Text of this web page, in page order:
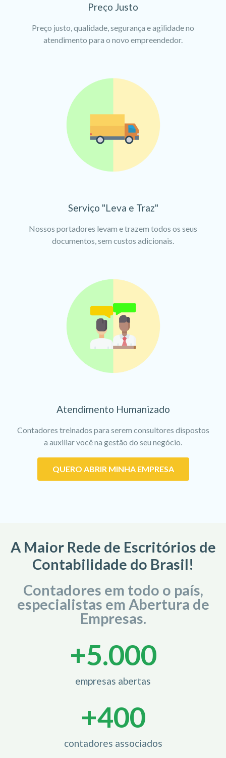
Preço Justo
Preço justo, qualidade, segurança e agilidade no
atendimento para o novo empreendedor.
Serviço "Leva e Traz"
Nossos portadores levam e trazem todos os seus
documentos, sem custos adicionais.
Atendimento Humanizado
Contadores treinados para serem consultores dispostos
a auxiliar você na gestão do seu negócio.
QUERO ABRIR MINHA EMPRESA
A Maior Rede de Escritórios de
Contabilidade do Brasil!
Contadores em todo o país,
especialistas em Abertura de
Empresas.
empresas abertas
+5.000
contadores associados
+400